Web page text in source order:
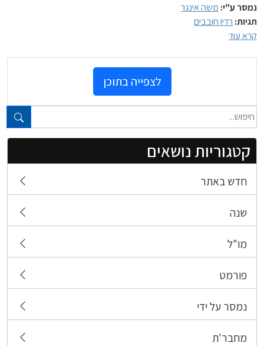
טקסט חופשי...
קטגוריות נושאים
חדש באתר
שנה
מו"ל
פורמט
נמסר על ידי
מחבר'ת
נמסר ע"י: משה אינגר
תגיות: רדיו חובבים
קרא עוד
לצפייה בתוכן